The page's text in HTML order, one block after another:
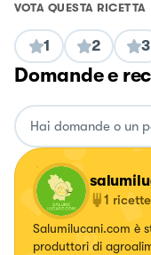
VOTA QUESTA RICETTA
1 2 3
Domande e
1 ricette
Salumilucani.com è
produttori di